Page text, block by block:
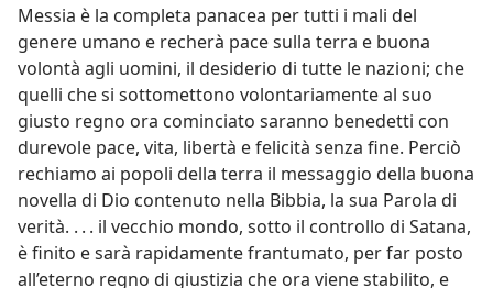
Messia è la completa panacea per tutti i mali del
genere umano e recherà pace sulla terra e buona
volontà agli uomini, il desiderio di tutte le nazioni; che
quelli che si sottomettono volontariamente al suo
giusto regno ora cominciato saranno benedetti con
durevole pace, vita, libertà e felicità senza fine. Perciò
rechiamo ai popoli della terra il messaggio della buona
novella di Dio contenuto nella Bibbia, la sua Parola di
verità. . . . il vecchio mondo, sotto il controllo di Satana,
è finito e sarà rapidamente frantumato, per far posto
all’eterno regno di giustizia che ora viene stabilito, e